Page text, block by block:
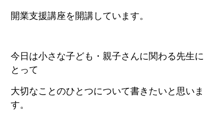
開業支援講座を開講しています。
今日は小さな子ども・親子さんに関わる先生に
とって
大切なことのひとつについて書きたいと思いま
す。